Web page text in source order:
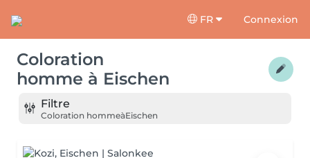
FR Connexion
Coloration
homme à Eischen
Filtre
Coloration hommeàEischen